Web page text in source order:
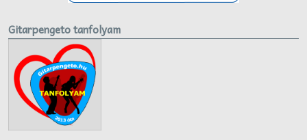
Gitarpengeto tanfolyam